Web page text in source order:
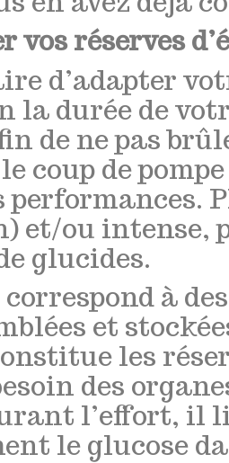
vos réserves
d’adapter
la durée de
de ne pas
coup de
performances.
et/ou intense,
glucides.
à
et
les
des
l’effort, il
le glucose